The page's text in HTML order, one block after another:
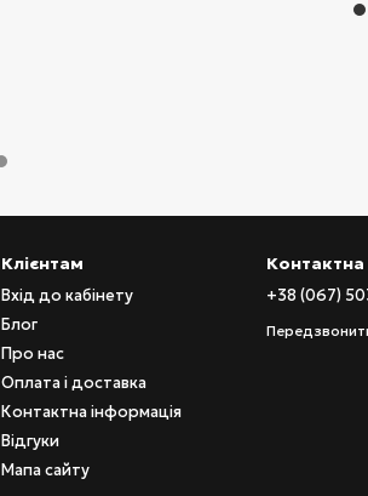
Клієнтам
Вхід до кабінету
Блог
Про нас
Оплата і доставка
Контактна інформація
Відгуки
Мапа сайту
+38 (067)